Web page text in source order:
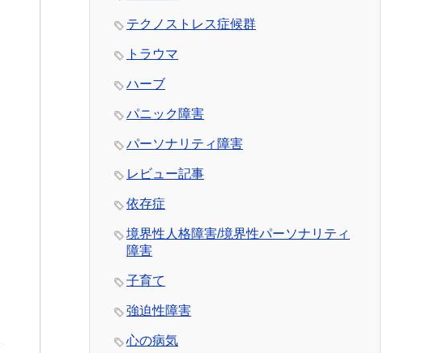
テクノストレス症候群
トラウマ
ハーブ
パニック障害
パーソナリティ障害
レビュー記事
依存症
境界性人格障害/境界性パーソナリティ
障害
子育て
強迫性障害
心の病気